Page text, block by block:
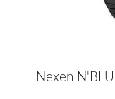
Nexen